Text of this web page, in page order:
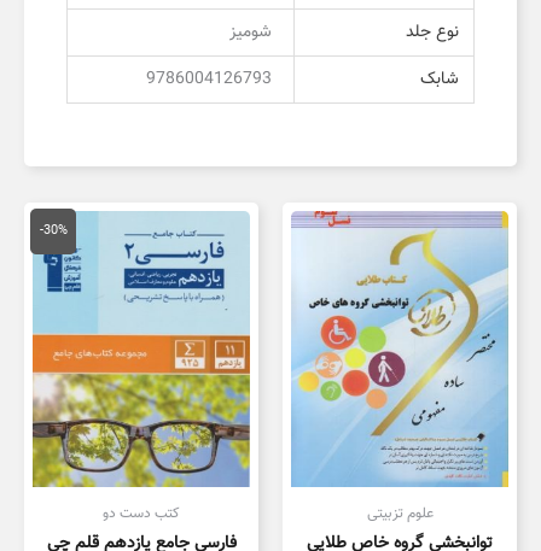
نوع جلد
شومیز
شابک
9786004126793
علوم تزبیتی
توانبخشی گروه خاص طلایی
-30%
کتب دست دو
فارسی جامع یازدهم قلم چی
قیمت
اصلی
26,000 تومان
بود.
قیمت
فعلی
است.